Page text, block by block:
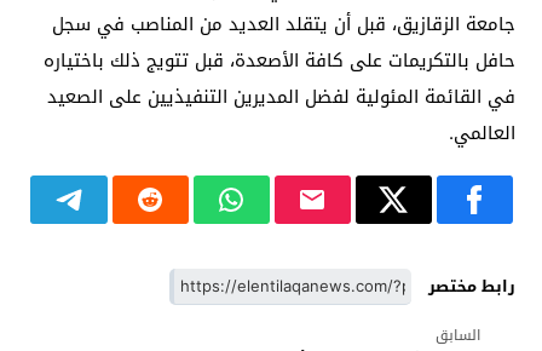
جامعة الزقازيق، قبل أن يتقلد العديد من المناصب في سجل
حافل بالتكريمات على كافة الأصعدة، قبل تتويج ذلك باختياره
في القائمة المئولية لفضل المديرين التنفيذيين على الصعيد
العالمي.
رابط مختصر
السابق